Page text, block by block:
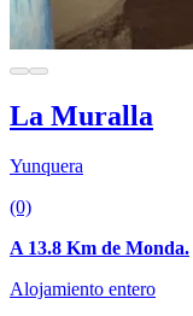
La Muralla
Yunquera
(0)
A 13.8 Km de Monda.
Alojamiento entero